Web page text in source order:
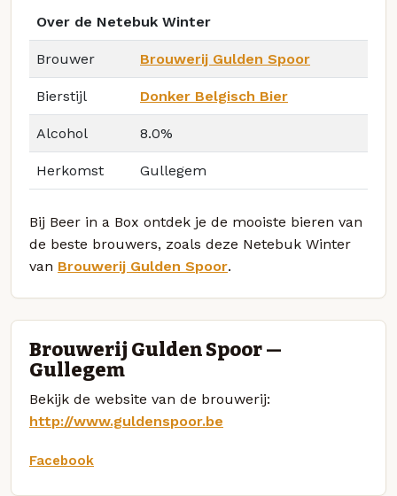
Over de Netebuk Winter
Brouwer Brouwerij Gulden Spoor
Bierstijl Donker Belgisch Bier
Alcohol 8.0%
Herkomst Gullegem
Bij Beer in a Box ontdek je de mooiste bieren van
de beste brouwers, zoals deze Netebuk Winter
van Brouwerij Gulden Spoor.
Brouwerij Gulden Spoor —
Gullegem
Bekijk de website van de brouwerij:
http://www.guldenspoor.be
Facebook